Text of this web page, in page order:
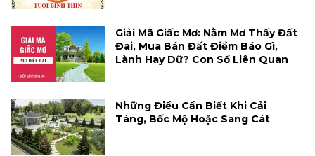
Giải Mã Giấc Mơ: Nằm Mơ Thấy Đất
Đai, Mua Bán Đất Điềm Báo Gì,
Lành Hay Dữ? Con Số Liên Quan
Những Điều Cần Biết Khi Cải
Táng, Bốc Mộ Hoặc Sang Cát